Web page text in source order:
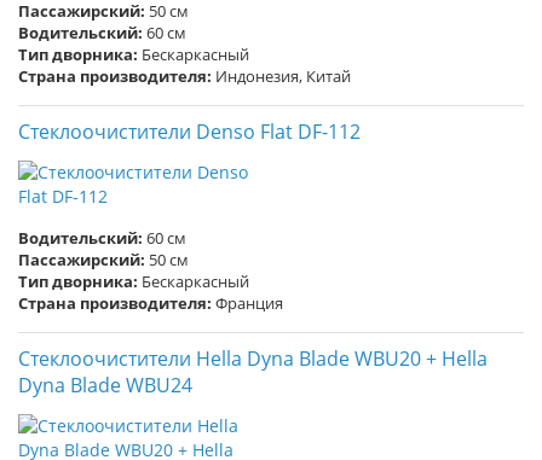
Пассажирский: 50 см
Водительский: 60 см
Тип дворника: Бескаркасный
Страна производителя: Индонезия, Китай
Стеклоочистители Denso Flat DF-112
Водительский: 60 см
Пассажирский: 50 см
Тип дворника: Бескаркасный
Страна производителя: Франция
Стеклоочистители Hella Dyna Blade WBU20 + Hella
Dyna Blade WBU24